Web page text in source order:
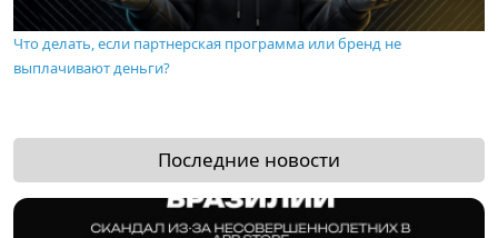
Что делать, если партнерская программа или бренд не
выплачивают деньги?
Последние новости